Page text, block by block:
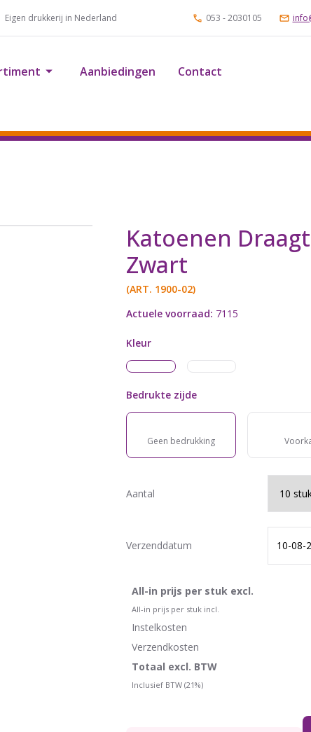
Eigen drukkerij in Nederland 053 - 2030105
Aanbiedingen Contact
Katoenen
Zwart
(ART. 1900-02)
Actuele voorraad: 7115
Kleur
Bedrukte zijde
Geen bedrukking
Aantal
Verzenddatum
All-in prijs per stuk excl.
All-in prijs per stuk incl.
Instelkosten
Verzendkosten
Totaal excl. BTW
Inclusief BTW (21%)